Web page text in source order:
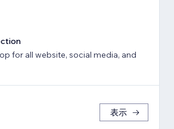
for all website, social media, and
表示